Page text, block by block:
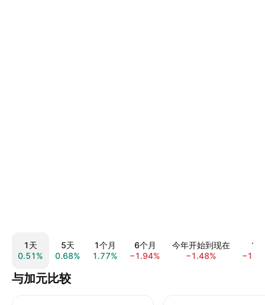
1天
0.51%
5天
0.68%
1个月
1.77%
6个月
−1.94%
今年开始到现在
−1.48%
1年
与加元比较